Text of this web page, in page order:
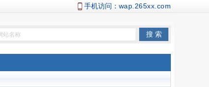
手机访问： wap.265xx.com